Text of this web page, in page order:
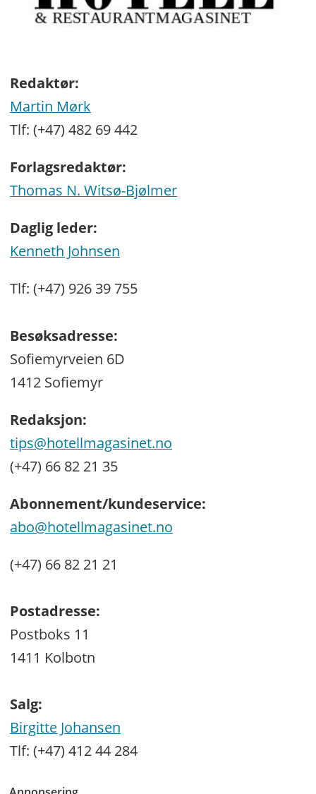
Redaktør:
Martin Mørk
Tlf: (+47) 482 69 442
Forlagsredaktør:
Thomas N. Witsø-Bjølmer
Daglig leder:
Kenneth Johnsen
Tlf: (+47) 926 39 755
Besøksadresse:
Sofiemyrveien 6D
1412 Sofiemyr
Redaksjon:
tips@hotellmagasinet.no
(+47) 66 82 21 35
Abonnement/kundeservice:
abo@hotellmagasinet.no
(+47) 66 82 21 21
Postadresse:
Postboks 11
1411 Kolbotn
Salg:
Birgitte Johansen
Tlf: (+47) 412 44 284